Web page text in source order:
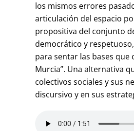
los mismos errores
articulación del espacio
propositiva del conjunto
democrático y
para sentar las bases
Murcia”. Una alternativa
colectivos sociales y sus
discursivo y en sus